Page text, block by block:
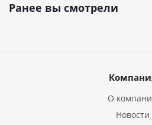
Ранее вы смотрели
О
Новости